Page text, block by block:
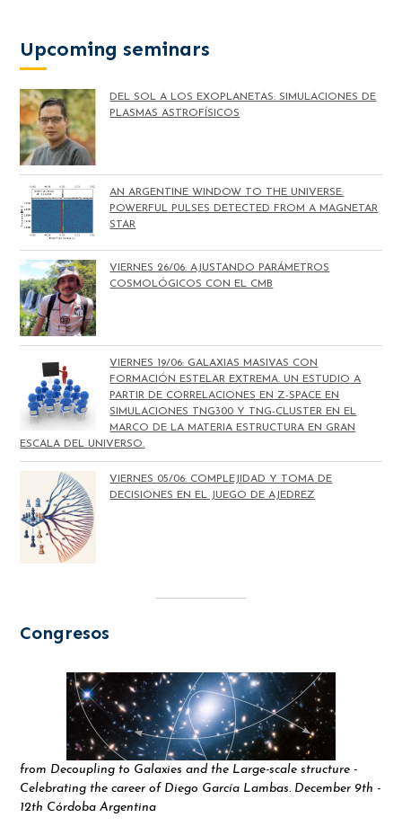
Upcoming seminars
DEL SOL A LOS EXOPLANETAS: SIMULACIONES DE
PLASMAS ASTROFÍSICOS
AN ARGENTINE WINDOW TO THE UNIVERSE:
POWERFUL PULSES DETECTED FROM A MAGNETAR
STAR
VIERNES 26/06: AJUSTANDO PARÁMETROS
COSMOLÓGICOS CON EL CMB
VIERNES 19/06: GALAXIAS MASIVAS CON
FORMACIÓN ESTELAR EXTREMA. UN ESTUDIO A
PARTIR DE CORRELACIONES EN Z-SPACE EN
SIMULACIONES TNG300 Y TNG-CLUSTER EN EL
MARCO DE LA MATERIA ESTRUCTURA EN GRAN
ESCALA DEL UNIVERSO.
VIERNES 05/06: COMPLEJIDAD Y TOMA DE
DECISIONES EN EL JUEGO DE AJEDREZ
Congresos
from Decoupling to Galaxies and the Large-scale structure -
Celebrating the career of Diego García Lambas. December 9th -
12th Córdoba Argentina